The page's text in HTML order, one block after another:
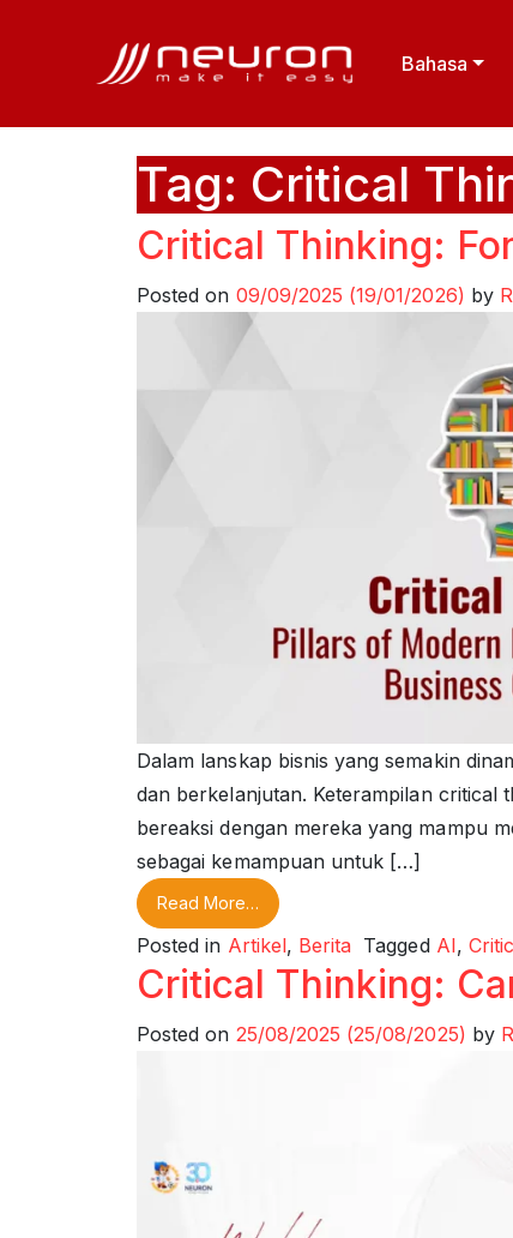
Bahasa
Tag: Critical
Critical Thinking:
Posted on 09/09/2025 (19/01/2026) by
Dalam lanskap bisnis yang semakin
dan berkelanjutan. Keterampilan critical
bereaksi dengan mereka yang mampu
sebagai kemampuan untuk […]
Read More… from Critical Thinking: Fondasi
Posted in Artikel, Berita Tagged AI,
Critical Thinking:
Posted on 25/08/2025 (25/08/2025) by